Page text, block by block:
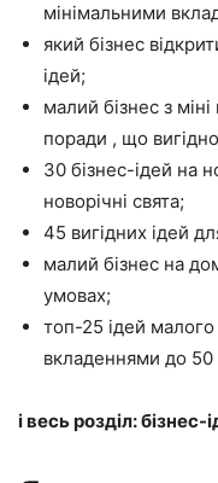
мінімальними
який бізнес
ідей;
малий бізнес з
поради , що
30 бізнес-ідей на
новорічні свята;
45 вигідних ідей
малий бізнес на
умовах;
топ-25 ідей малого
вкладеннями до 50
і весь розділ: бізнес-